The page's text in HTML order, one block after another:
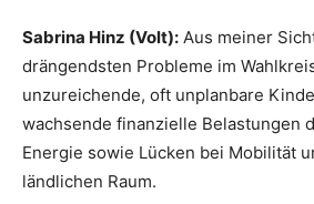
Sabrina Hinz (Volt): Aus meiner
drängendsten Probleme im
unzureichende, oft unplanbare
wachsende finanzielle Belastungen
Energie sowie Lücken bei Mobilität
ländlichen Raum.